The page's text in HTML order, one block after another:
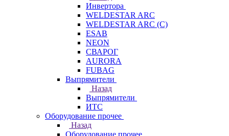
Инвертора
WELDESTAR ARC
WELDESTAR ARC (С)
ESAB
NEON
СВАРОГ
AURORA
FUBAG
Выпрямители
Назад
Выпрямители
ИТС
Оборудование прочее
Назад
Оборудование прочее